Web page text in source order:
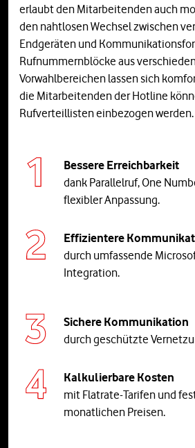
erlaubt den Mitarbeitenden auch
den nahtlosen Wechsel zwischen
Endgeräten und
Rufnummernblöcke aus
Vorwahlbereichen lassen sich
die Mitarbeitenden der Hotline
Rufverteillisten einbezogen werden.
Bessere Erreichbarkeit
dank Parallelruf, One
flexibler Anpassung.
Effizientere
durch umfassende
Integration.
Sichere Kommunikation
durch geschützte
Kalkulierbare Kosten
mit Flatrate-Tarifen und
monatlichen Preisen.